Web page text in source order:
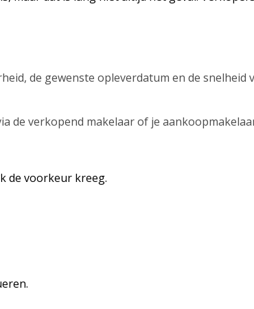
de gewenste opleverdatum en de snelheid
de verkopend makelaar of je
de voorkeur kreeg.